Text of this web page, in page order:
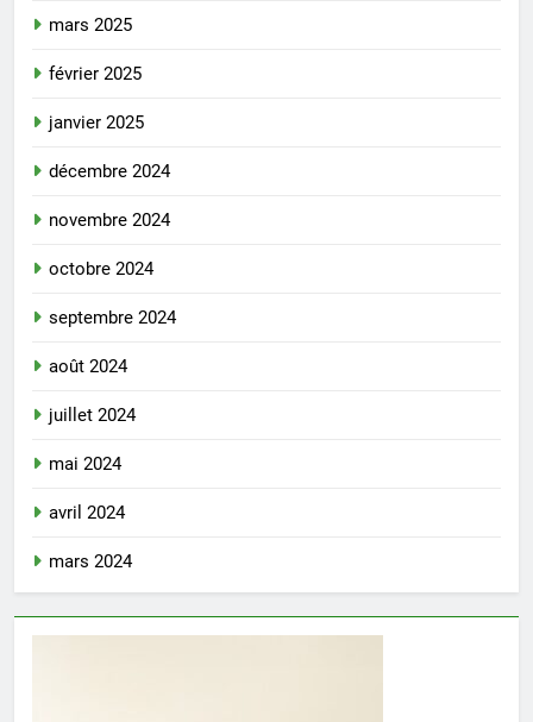
mars 2025
février 2025
janvier 2025
décembre 2024
novembre 2024
octobre 2024
septembre 2024
août 2024
juillet 2024
mai 2024
avril 2024
mars 2024